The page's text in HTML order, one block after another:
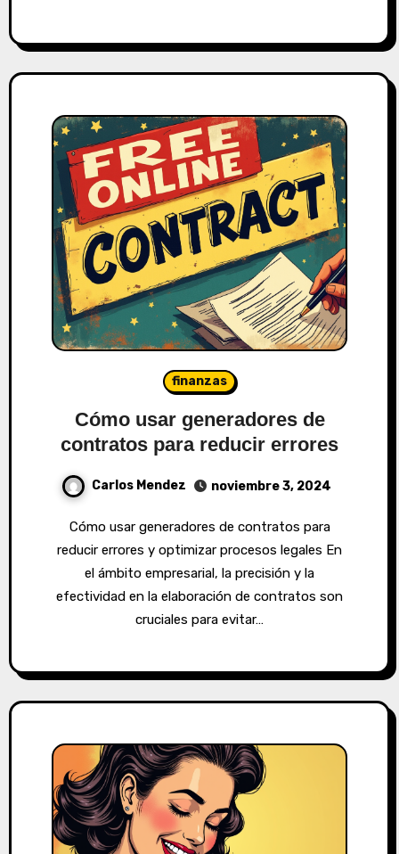
finanzas
Cómo usar generadores de
contratos para reducir errores
Carlos Mendez noviembre 3, 2024
Cómo usar generadores de contratos para
reducir errores y optimizar procesos legales En
el ámbito empresarial, la precisión y la
efectividad en la elaboración de contratos son
cruciales para evitar…